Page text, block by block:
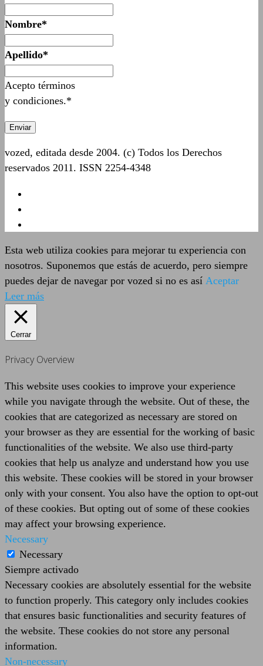
Nombre*
Apellido*
Acepto términos
y condiciones.*
vozed, editada desde 2004. (c) Todos los Derechos
reservados 2011. ISSN 2254-4348
Esta web utiliza cookies para mejorar tu experiencia con
nosotros. Suponemos que estás de acuerdo, pero siempre
puedes dejar de navegar por vozed si no es así Aceptar
Leer más
Cerrar
Privacy Overview
This website uses cookies to improve your experience
while you navigate through the website. Out of these, the
cookies that are categorized as necessary are stored on
your browser as they are essential for the working of basic
functionalities of the website. We also use third-party
cookies that help us analyze and understand how you use
this website. These cookies will be stored in your browser
only with your consent. You also have the option to opt-out
of these cookies. But opting out of some of these cookies
may affect your browsing experience.
Necessary
Necessary
Siempre activado
Necessary cookies are absolutely essential for the website
to function properly. This category only includes cookies
that ensures basic functionalities and security features of
the website. These cookies do not store any personal
information.
Non-necessary